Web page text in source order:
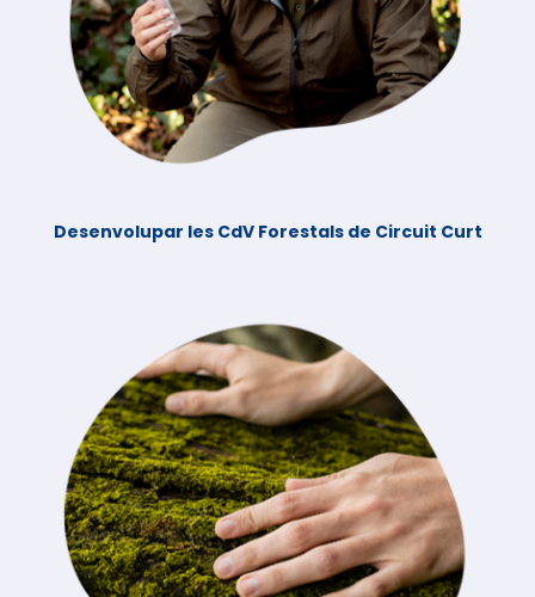
Desenvolupar les CdV Forestals de Circuit Curt